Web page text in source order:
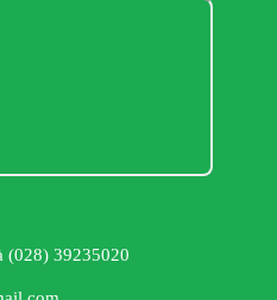
(028) 39235020